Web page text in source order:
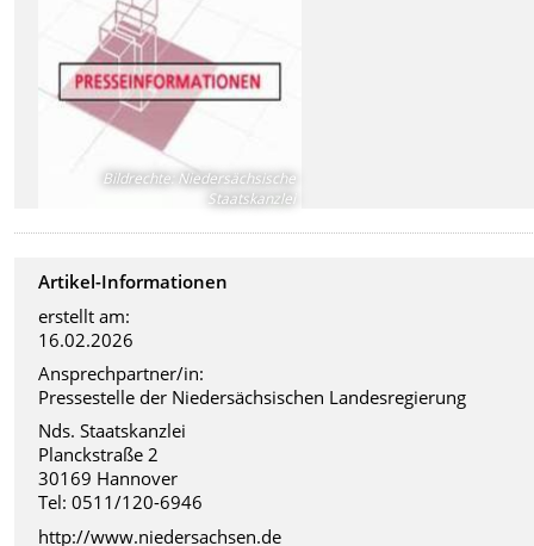
Bildrechte: Niedersächsische
Staatskanzlei
Artikel-Informationen
erstellt am:
16.02.2026
Ansprechpartner/in:
Pressestelle der Niedersächsischen Landesregierung
Nds. Staatskanzlei
Planckstraße 2
30169 Hannover
Tel: 0511/120-6946
http://www.niedersachsen.de